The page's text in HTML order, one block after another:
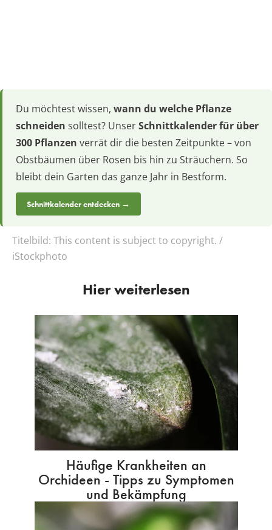
Du möchtest wissen, wann du welche Pflanze
schneiden solltest? UnserSchnittkalender für über
300 Pflanzen verrät dir die besten Zeitpunkte – von
Obstbäumen über Rosen bis hin zu Sträuchern. So
bleibt dein Garten das ganze Jahr in Bestform.
Schnittkalender entdecken →
Titelbild: This content is subject to copyright. /
iStockphoto
Hier weiterlesen
Häufige Krankheiten an
Orchideen - Tipps zu Symptomen
und Bekämpfung